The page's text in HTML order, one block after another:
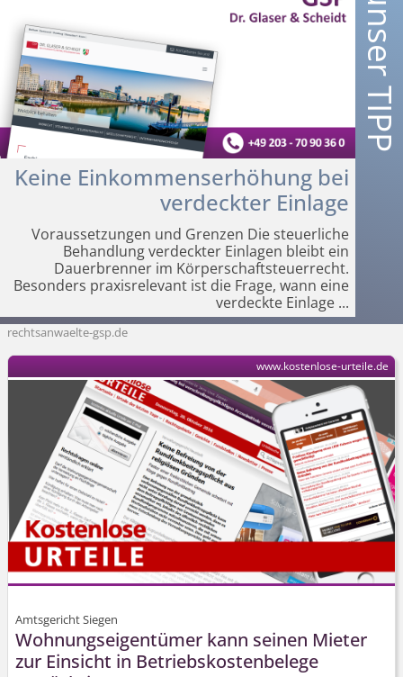
Keine Einkommenserhöhung bei
verdeckter Einlage
Voraussetzungen und Grenzen Die steuerliche
Behandlung verdeckter Einlagen bleibt ein
Dauerbrenner im Körperschaft­steuerrecht.
Besonders praxisrelevant ist die Frage, wann eine
verdeckte Einlage ...
rechtsanwaelte-gsp.de
Amtsgericht Siegen
Wohnungseigentümer kann seinen Mieter
zur Einsicht in Betriebs­kosten­belege
www.kostenlose-urteile.de